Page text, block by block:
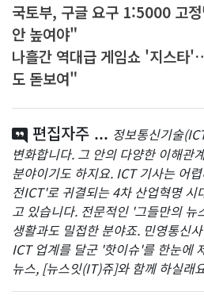
국토부, 구글 요구 1:5000 고
안 높여야"
나흘간 역대급 게임쇼 '지스
도 돋보여"
편집자주 ... 정보통신기술
변화합니다. 그 안의 다양한 이해관
분야이기도 하지요. ICT 기사는 어
전ICT'로 귀결되는 4차 산업혁명 시
고 있습니다. 전문적인 '그들만의 뉴
생활과도 밀접한 분야죠. 민영통신
ICT 업계를 달군 '핫이슈'를 한눈에
뉴스, [뉴스잇(IT)쥬]와 함께 하실래